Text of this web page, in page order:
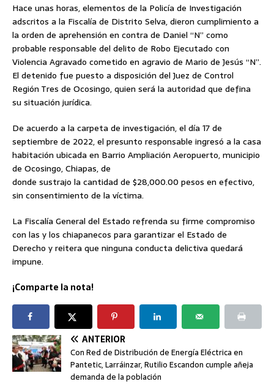
Hace unas horas, elementos de la Policía de Investigación
adscritos a la Fiscalía de Distrito Selva, dieron cumplimiento a
la orden de aprehensión en contra de Daniel “N” como
probable responsable del delito de Robo Ejecutado con
Violencia Agravado cometido en agravio de Mario de Jesús “N”.
El detenido fue puesto a disposición del Juez de Control
Región Tres de Ocosingo, quien será la autoridad que defina
su situación jurídica.
De acuerdo a la carpeta de investigación, el día 17 de
septiembre de 2022, el presunto responsable ingresó a la casa
habitación ubicada en Barrio Ampliación Aeropuerto, municipio
de Ocosingo, Chiapas, de
donde sustrajo la cantidad de $28,000.00 pesos en efectivo,
sin consentimiento de la víctima.
La Fiscalía General del Estado refrenda su firme compromiso
con las y los chiapanecos para garantizar el Estado de
Derecho y reitera que ninguna conducta delictiva quedará
impune.
¡Comparte la nota!
ANTERIOR
Con Red de Distribución de Energía Eléctrica en
Pantetic, Larráinzar, Rutilio Escandon cumple añeja
demanda de la población